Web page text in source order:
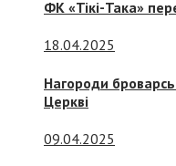
ФК «Тікі-Така»
18.04.2025
Нагороди
Церкві
09.04.2025